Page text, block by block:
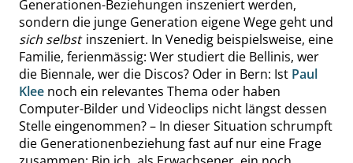
Generationen-Beziehungen inszeniert werden,
sondern die junge Generation eigene Wege geht und
sich selbstinszeniert. In Venedig beispielsweise, eine
Familie, ferienmässig: Wer studiert die Bellinis, wer
die Biennale, wer die Discos? Oder in Bern: Ist Paul
Klee noch ein relevantes Thema oder haben
Computer-Bilder und Videoclips nicht längst dessen
Stelle eingenommen? – In dieser Situation schrumpft
die Generationenbeziehung fast auf nur eine Frage